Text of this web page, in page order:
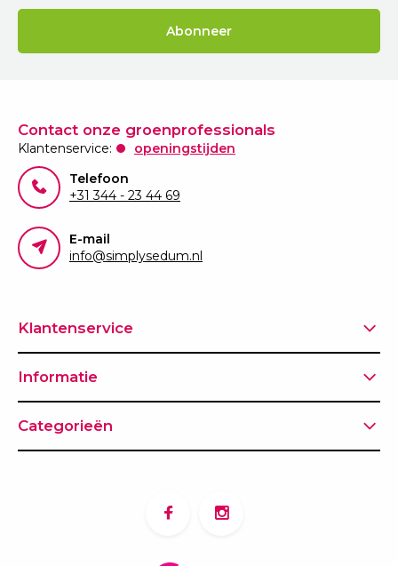
Abonneer
Contact onze groenprofessionals
Klantenservice:
openingstijden
Telefoon
+31 344 - 23 44 69
E-mail
info@simplysedum.nl
Klantenservice
Informatie
Categorieën